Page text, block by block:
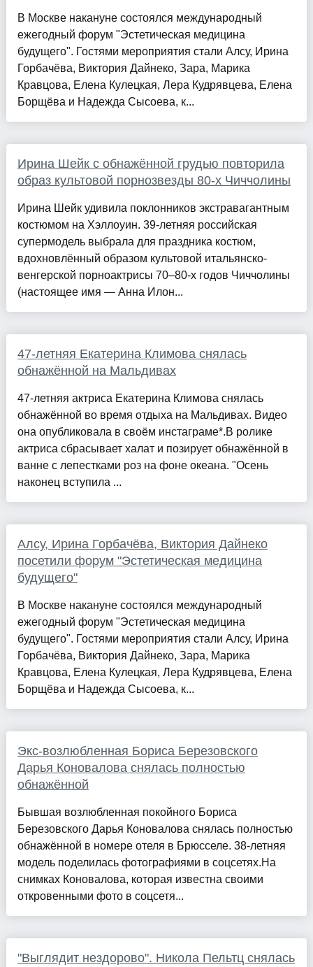
В Москве накануне состоялся международный
ежегодный форум "Эстетическая медицина
будущего". Гостями мероприятия стали Алсу, Ирина
Горбачёва, Виктория Дайнеко, Зара, Марика
Кравцова, Елена Кулецкая, Лера Кудрявцева, Елена
Борщёва и Надежда Сысоева, к...
Ирина Шейк с обнажённой грудью повторила
образ культовой порнозвезды 80-х Чиччолины
Ирина Шейк удивила поклонников экстравагантным
костюмом на Хэллоуин. 39-летняя российская
супермодель выбрала для праздника костюм,
вдохновлённый образом культовой итальянско-
венгерской порноактрисы 70–80-х годов Чиччолины
(настоящее имя — Анна Илон...
47-летняя Екатерина Климова снялась
обнажённой на Мальдивах
47-летняя актриса Екатерина Климова снялась
обнажённой во время отдыха на Мальдивах. Видео
она опубликовала в своём инстаграме*.В ролике
актриса сбрасывает халат и позирует обнажённой в
ванне с лепестками роз на фоне океана. "Осень
наконец вступила ...
Алсу, Ирина Горбачёва, Виктория Дайнеко
посетили форум "Эстетическая медицина
будущего"
В Москве накануне состоялся международный
ежегодный форум "Эстетическая медицина
будущего". Гостями мероприятия стали Алсу, Ирина
Горбачёва, Виктория Дайнеко, Зара, Марика
Кравцова, Елена Кулецкая, Лера Кудрявцева, Елена
Борщёва и Надежда Сысоева, к...
Экс-возлюбленная Бориса Березовского
Дарья Коновалова снялась полностью
обнажённой
Бывшая возлюбленная покойного Бориса
Березовского Дарья Коновалова снялась полностью
обнажённой в номере отеля в Брюсселе. 38-летняя
модель поделилась фотографиями в соцсетях.На
снимках Коновалова, которая известна своими
откровенными фото в соцсетя...
"Выглядит нездорово". Никола Пельтц снялась